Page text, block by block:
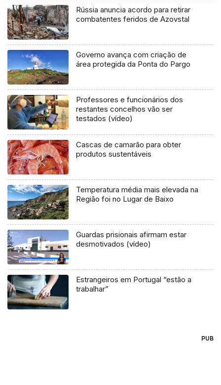
Rússia anuncia acordo para retirar
combatentes feridos de Azovstal
Governo avança com criação de
área protegida da Ponta do Pargo
Professores e funcionários dos
restantes concelhos vão ser
testados (vídeo)
Cascas de camarão para obter
produtos sustentáveis
Temperatura média mais elevada na
Região foi no Lugar de Baixo
Guardas prisionais afirmam estar
desmotivados (vídeo)
Estrangeiros em Portugal “estão a
trabalhar”
PUB